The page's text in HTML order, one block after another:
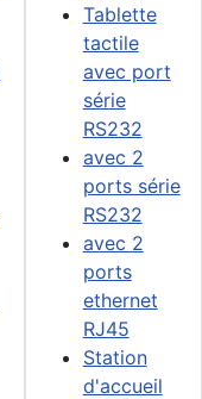
Tablette
tactile
avec port
série
RS232
avec 2
ports série
RS232
avec 2
ports
ethernet
RJ45
Station
d'accueil